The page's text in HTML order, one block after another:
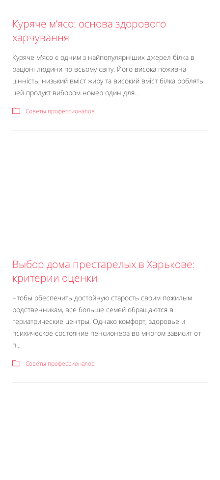
Куряче м’ясо: основа здорового
харчування
Куряче м'ясо є одним з найпопулярніших джерел білка в
раціоні людини по всьому світу. Його висока поживна
цінність, низький вміст жиру та високий вміст білка роблять
цей продукт вибором номер один для...
Советы профессионалов
Выбор дома престарелых в Харькове:
критерии оценки
Чтобы обеспечить достойную старость своим пожилым
родственникам, все больше семей обращаются в
гериатрические центры. Однако комфорт, здоровье и
психическое состояние пенсионера во многом зависит от
п...
Советы профессионалов